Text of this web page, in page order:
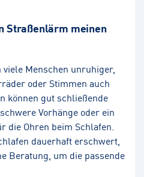
Straßenlärm meinen
Menschen unruhiger,
oder Stimmen auch
können gut schließende
Vorhänge oder ein
die Ohren beim Schlafen.
dauerhaft erschwert,
Beratung, um die passende